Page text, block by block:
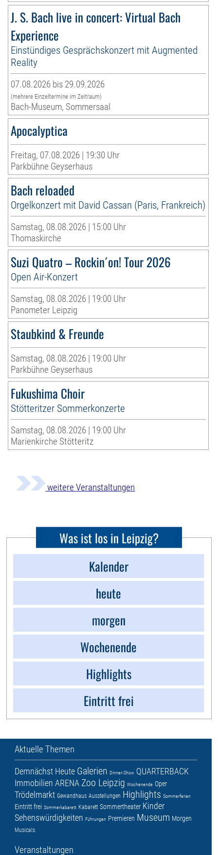
J. S. Bach live in concert: Virtual Bach
Experience
Einstündiges Gesprächskonzert mit Augmented
Reality
07.08.2026 bis 29.09.2026
(mehrere Einzeltermine im Zeitraum)
Bach-Museum, Sommersaal
Apocalyptica
Freitag, 07.08.2026 | 19:30 Uhr
Parkbühne Geyserhaus
Bach reloaded
Orgelkonzert mit David Cassan (Paris, Frankreich)
Samstag, 08.08.2026 | 15:00 Uhr
Thomaskirche
Suzi Quatro – Rockin´on! Tour 2026
Open Air-Konzert
Samstag, 08.08.2026 | 19:00 Uhr
Panometer Leipzig
Staubkind & Freunde
Samstag, 08.08.2026 | 19:00 Uhr
Parkbühne Geyserhaus
Fukushima Choir
Stötteritzer Sommerkonzerte
Samstag, 08.08.2026 | 19:00 Uhr
Marienkirche Stötteritz
weitere Veranstaltungen
Was ist los in Leipzig?
Kalender
heute
morgen
Wochenende
Highlights
Eintritt frei
Aktuelle Themen
Demnächst Heute Galerien Dinner-Show QUARTERBACK
Immobilien ARENA Zoo Leipzig Wochenende Oper
Trödelmarkt Gewandhaus Ausstellungen Highlights Sommerferien
Eintritt frei Sommerkabarett Kabarett Sommertheater Kinder
Sehenswürdigkeiten Führungen Premieren Museum Morgen
Musicals
Veranstaltungen